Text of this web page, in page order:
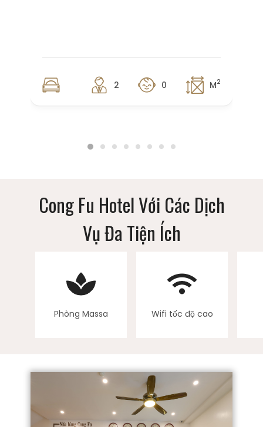
2 0 M2
Cong Fu Hotel Với Các Dịch
Vụ Đa Tiện Ích
Phòng Massa Wifi tốc độ cao